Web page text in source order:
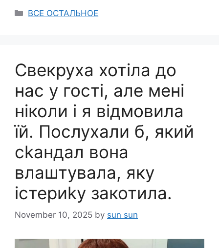
Categories
ВСЕ ОСТАЛЬНОЕ
Свекруха хотіла до
нас у гості, але мені
ніколи і я відмовила
їй. Послухали б, який
сkандал вона
влаштувала, яку
істериkу закотила.
November 10, 2025 by sun sun